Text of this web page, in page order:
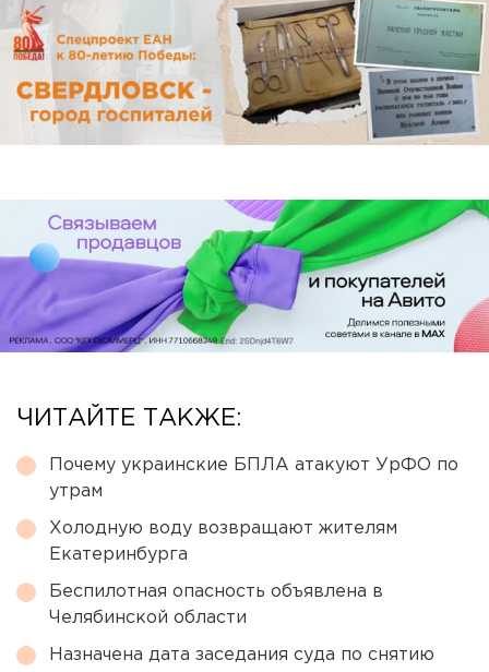
ЧИТАЙТЕ ТАКЖЕ:
Почему украинские БПЛА атакуют УрФО по
утрам
Холодную воду возвращают жителям
Екатеринбурга
Беспилотная опасность объявлена в
Челябинской области
Назначена дата заседания суда по снятию